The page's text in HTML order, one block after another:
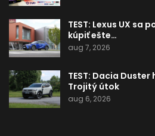
TEST: Lexus UX sa
kúpiť ešte…
aug 7, 2026
TEST: Dacia
Trojitý útok
aug 6, 2026